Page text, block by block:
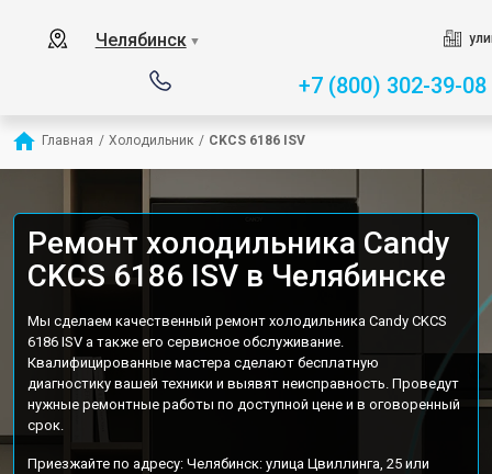
Челябинск ▼
+7 (800) 302-39-08
Главная / Холодильник / CKCS 6186 ISV
Ремонт холодильника Candy
CKCS 6186 ISV в Челябинске
Мы сделаем качественный ремонт холодильника Candy CKCS
6186 ISV а также его сервисное обслуживание.
Квалифицированные мастера сделают бесплатную
диагностику вашей техники и выявят неисправность. Проведут
нужные ремонтные работы по доступной цене и в оговоренный
срок.
Приезжайте по адресу: Челябинск: улица Цвиллинга, 25 или